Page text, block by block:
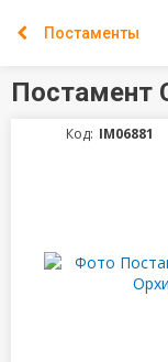
Постаменты
Постамент
Код: IM06881